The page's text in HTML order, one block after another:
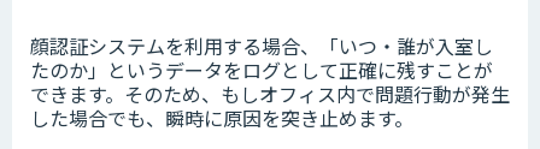
顔認証システムを利用する場合、「いつ・誰が入室し
たのか」というデータをログとして正確に残すことが
できます。そのため、もしオフィス内で問題行動が発生
した場合でも、瞬時に原因を突き止めます。